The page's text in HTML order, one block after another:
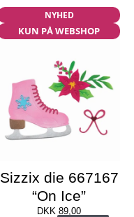
NYHED
KUN PÅ WEBSHOP
Sizzix die 667167
“On Ice”
DKK 89,00